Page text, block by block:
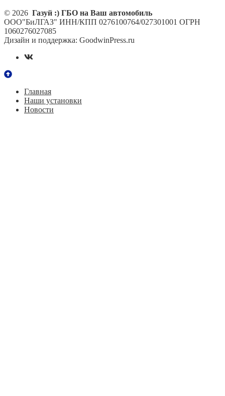
© 2026 Газуй :) ГБО на Ваш автомобиль
ООО"БиЛГАЗ" ИНН/КПП 0276100764/027301001 ОГРН
1060276027085
Дизайн и поддержка: GoodwinPress.ru
Главная
Наши установки
Новости